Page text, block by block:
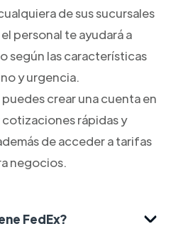
de sus sucursales
personal te ayudará a
según las características
y urgencia.
crear una cuenta en
rápidas y
de acceder a tarifas
negocios.
FedEx?